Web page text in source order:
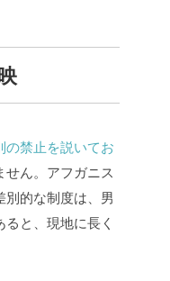
の禁止を説いてお
せん。アフガニス
別的な制度は、男
と、現地に長く